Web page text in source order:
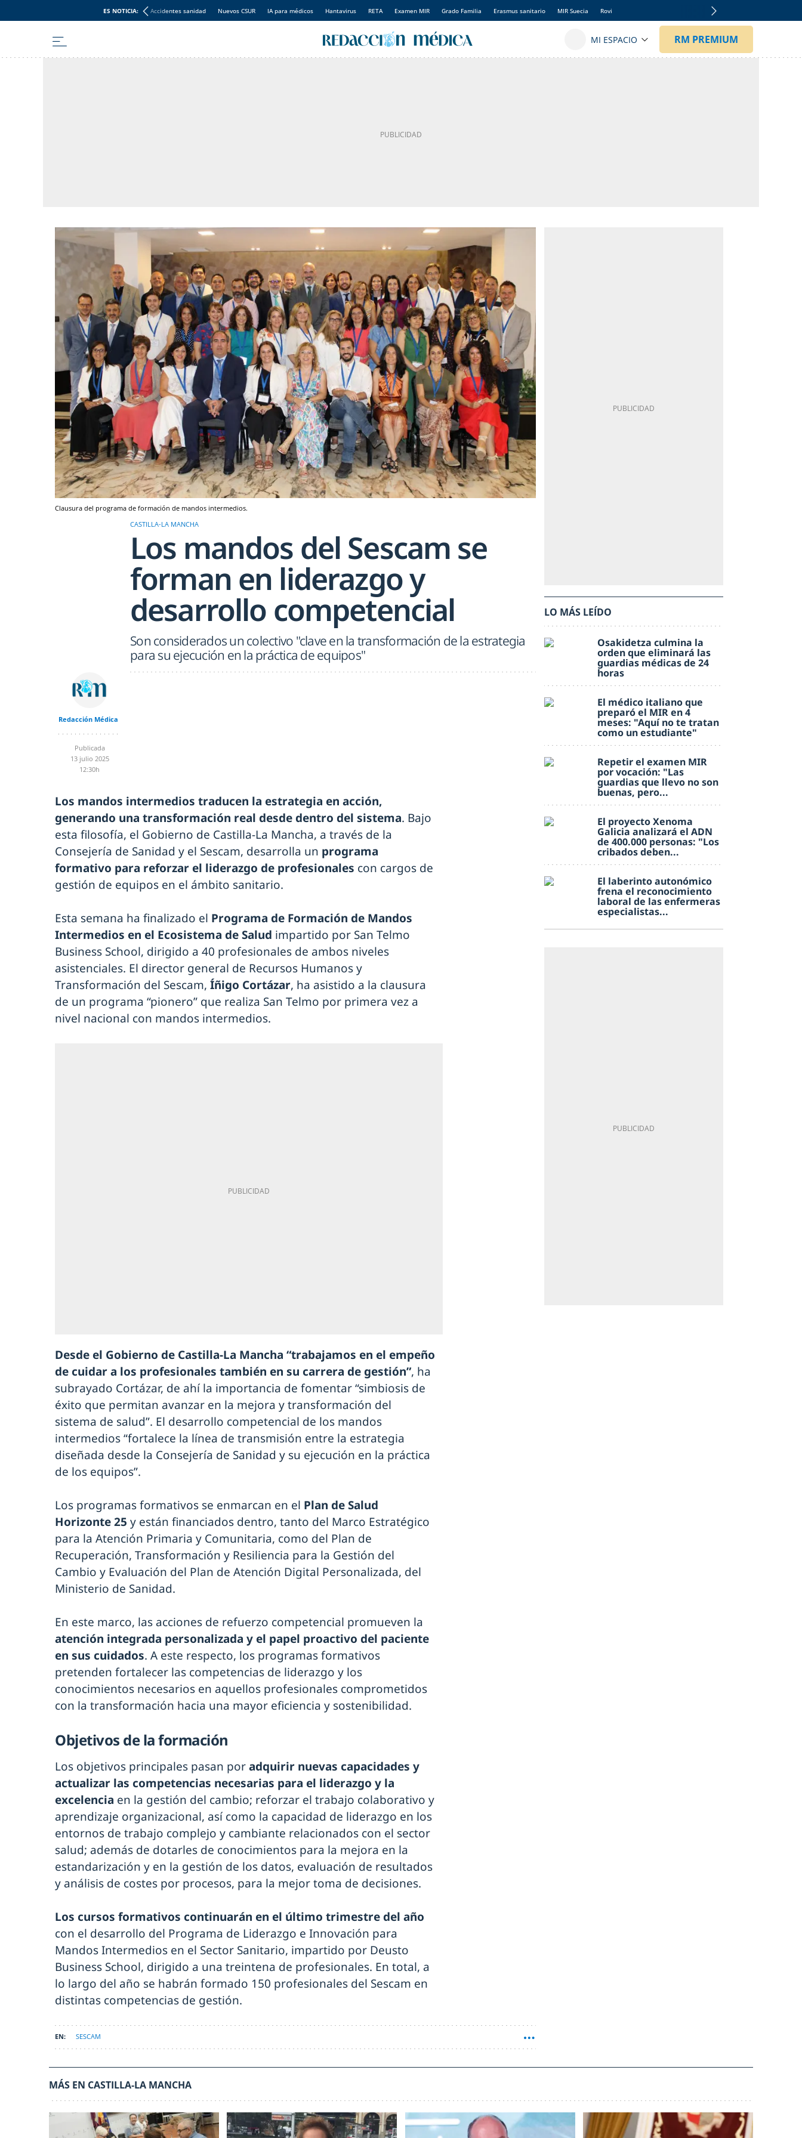
ES NOTICIA: Accidentes sanidad Nuevos CSUR IA para médicos Hantavirus RETA Examen MIR Grado Familia Erasmus sanitario MIR Suecia Rovi
Clausura del programa de formación de mandos intermedios.
CASTILLA-LA MANCHA
Los mandos del Sescam se
forman en liderazgo y
desarrollo competencial
Son considerados un colectivo "clave en la transformación de la estrategia
para su ejecución en la práctica de equipos"
Redacción Médica
Publicada
13 julio 2025
12:30h
Los mandos intermedios traducen la estrategia en acción,
generando una transformación real desde dentro del sistema. Bajo
esta filosofía, el Gobierno de Castilla-La Mancha, a través de la
Consejería de Sanidad y el Sescam, desarrolla un programa
formativo para reforzar el liderazgo de profesionales con cargos de
gestión de equipos en el ámbito sanitario.
Esta semana ha finalizado el Programa de Formación de Mandos
Intermedios en el Ecosistema de Salud impartido por San Telmo
Business School, dirigido a 40 profesionales de ambos niveles
asistenciales. El director general de Recursos Humanos y
Transformación del Sescam, Íñigo Cortázar, ha asistido a la clausura
de un programa “pionero” que realiza San Telmo por primera vez a
nivel nacional con mandos intermedios.
Desde el Gobierno de Castilla-La Mancha “trabajamos en el empeño
de cuidar a los profesionales también en su carrera de gestión”, ha
subrayado Cortázar, de ahí la importancia de fomentar “simbiosis de
éxito que permitan avanzar en la mejora y transformación del
sistema de salud”. El desarrollo competencial de los mandos
intermedios “fortalece la línea de transmisión entre la estrategia
diseñada desde la Consejería de Sanidad y su ejecución en la práctica
de los equipos”.
Los programas formativos se enmarcan en el Plan de Salud
Horizonte 25 y están financiados dentro, tanto del Marco Estratégico
para la Atención Primaria y Comunitaria, como del Plan de
Recuperación, Transformación y Resiliencia para la Gestión del
Cambio y Evaluación del Plan de Atención Digital Personalizada, del
Ministerio de Sanidad.
En este marco, las acciones de refuerzo competencial promueven la
atención integrada personalizada y el papel proactivo del paciente
en sus cuidados. A este respecto, los programas formativos
pretenden fortalecer las competencias de liderazgo y los
conocimientos necesarios en aquellos profesionales comprometidos
con la transformación hacia una mayor eficiencia y sostenibilidad.
Objetivos de la formación
Los objetivos principales pasan poradquirir nuevas capacidades y
actualizar las competencias necesarias para el liderazgo y la
excelencia en la gestión del cambio; reforzar el trabajo colaborativo y
aprendizaje organizacional, así como la capacidad de liderazgo en los
entornos de trabajo complejo y cambiante relacionados con el sector
salud; además de dotarles de conocimientos para la mejora en la
estandarización y en la gestión de los datos, evaluación de resultados
y análisis de costes por procesos, para la mejor toma de decisiones.
Los cursos formativos continuarán en el último trimestre del año
con el desarrollo del Programa de Liderazgo e Innovación para
Mandos Intermedios en el Sector Sanitario, impartido por Deusto
Business School, dirigido a una treintena de profesionales. En total, a
lo largo del año se habrán formado 150 profesionales del Sescam en
distintas competencias de gestión.
SESCAM
LO MÁS LEÍDO
Osakidetza culmina la
orden que eliminará las
guardias médicas de 24
horas
El médico italiano que
preparó el MIR en 4
meses: "Aquí no te tratan
como un estudiante"
Repetir el examen MIR
por vocación: "Las
guardias que llevo no son
buenas, pero...
El proyecto Xenoma
Galicia analizará el ADN
de 400.000 personas: "Los
cribados deben...
El laberinto autonómico
frena el reconocimiento
laboral de las enfermeras
especialistas...
MÁS EN CASTILLA-LA MANCHA